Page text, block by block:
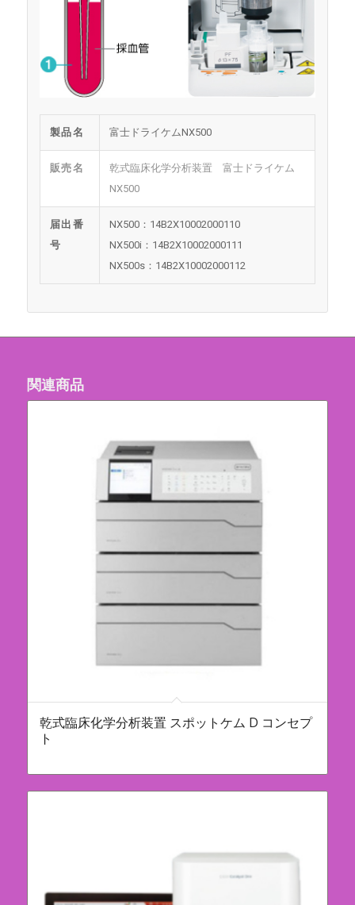
製品名 富士ドライケムNX500
販売名
乾式臨床化学分析装置 富士ドライケム
NX500
届出番
号
NX500：14B2X10002000110
NX500i：14B2X10002000111
NX500s：14B2X10002000112
関連商品
乾式臨床化学分析装置 スポットケム D コンセプ
ト